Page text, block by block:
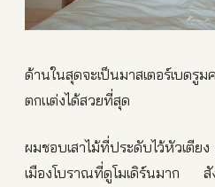
ด้านในสุดจะเป็นมาสเตอร์เบ
ตกแต่งได้สวยที่สุด
ผมชอบเสาไม้ที่ประดับไว้หัวเตีย
เมืองโบราณที่ดูโมเดิร์นมาก สัง